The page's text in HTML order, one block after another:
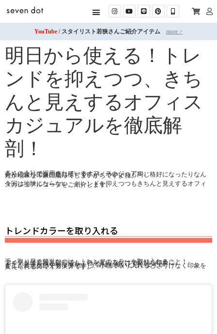
YouTube / スタイリスト若狭さんご紹介アイテム more >
明日から使える！トレ
ンドを抑えつつ、きち
んと見えするオフィス
カジュアルを徹底解
剖！
多くの会社で採用されているオフィスカジュアル。
会社によって自由度は様々ですが、ついいつも同じ格好になったりなんだか地味な印象に陥ってしまいがちですよね。
今回は地味にならない、トレンドを抑えつつもきちんと見えするオフィスカジュアルコーデをご紹介します。
トレンドカラーを取り入れる
手っ取り早く簡単なのは、トレンドのカラーを取り入れること！
アイテムは普段と同じでも、色を変えるだけで新鮮な印象に。
また、派手な色や柄はNGという会社も多いと思いますが、
どこか１点だけでも十分ですし、小物で取り入れるとさりげなく印象を変えられるのでオススメです。